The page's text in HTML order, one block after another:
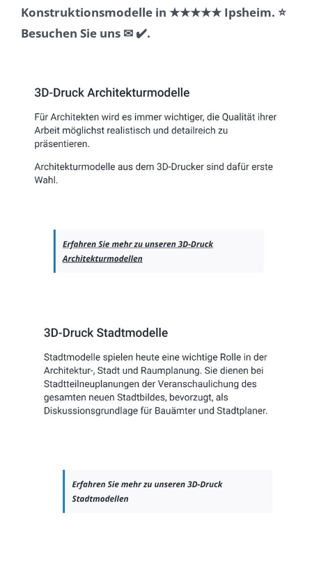
Konstruktionsmodelle in ★★★★★ Ipsheim. ⭐
Besuchen Sie uns ✉ ✔️.